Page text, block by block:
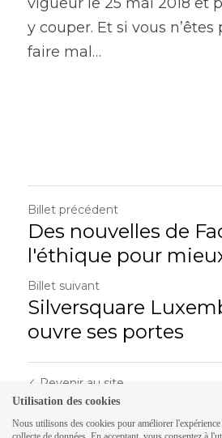
y couper. Et si vous n’êtes
faire mal…
Billet précédent
Des nouvelles de
l'éthique pour
Billet suivant
Silversquare
ouvre ses portes
Revenir au site
Utilisation des cookies
Nous utilisons des cookies pour améliorer